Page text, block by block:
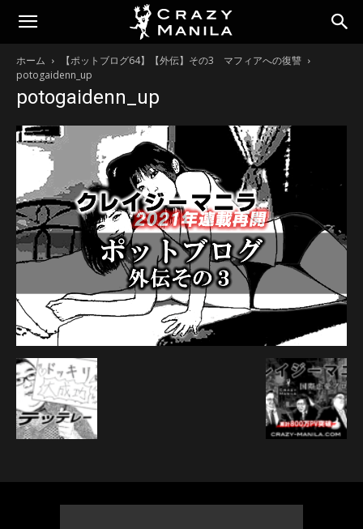
ホーム
【ポットブログ64】【外伝】その3 マフィアへの復讐
potogaidenn_up
potogaidenn_up